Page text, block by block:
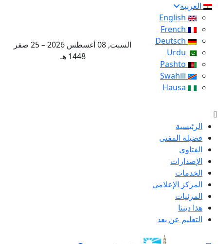
العربية
السبت, 08 أغسطس 2026 – 25 صفر
1448 هـ
الرئيسية
فضيلة المفتى
الفتاوى
الإصدارات
الخدمات
المركز الإعلامى
المرئيات
هذا ديننا
التعليم عن بعد